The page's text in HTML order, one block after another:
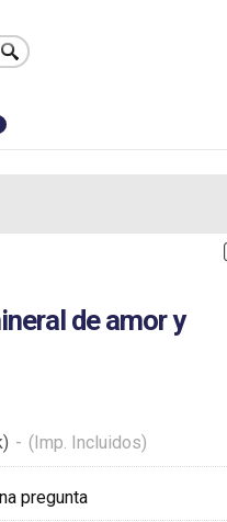
de amor y
- (Imp. Incluidos)
pregunta